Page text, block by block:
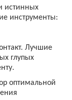
истинных
инструменты:
Лучшие
глупых
оптимальной